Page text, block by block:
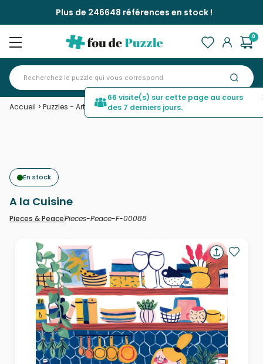
Plus de 246648 références en stock !
0
Accueil > Puzzles - Art A la Cuisine
En stock
A la Cuisine
Pieces & PeacePieces-Peace-F-00088
66 visite(s) sur cette page au cours
des 7 derniers jours.